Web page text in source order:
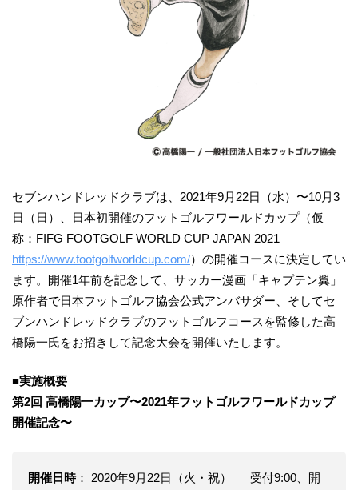
セブンハンドレッドクラブは、2021年9月22日（水）〜10月3
日（日）、日本初開催のフットゴルフワールドカップ（仮
称：FIFG FOOTGOLF WORLD CUP JAPAN 2021
https://www.footgolfworldcup.com/）の開催コースに決定してい
ます。開催1年前を記念して、サッカー漫画「キャプテン翼」
原作者で日本フットゴルフ協会公式アンバサダー、そしてセ
ブンハンドレッドクラブのフットゴルフコースを監修した高
橋陽一氏をお招きして記念大会を開催いたします。
■実施概要
第2回 高橋陽一カップ〜2021年フットゴルフワールドカップ
開催記念〜
開催日時： 2020年9月22日（火・祝） 受付9:00、開